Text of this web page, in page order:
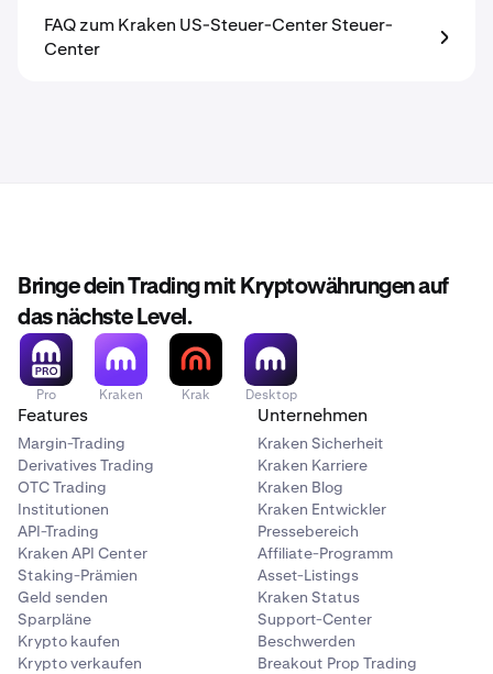
FAQ zum Kraken US-Steuer-Center Steuer-
Center
Bringe dein Trading mit Kryptowährungen auf
das nächste Level.
Pro Kraken Krak Desktop
Features
Margin-Trading
Derivatives Trading
OTC Trading
Institutionen
API-Trading
Kraken API Center
Staking-Prämien
Geld senden
Sparpläne
Krypto kaufen
Krypto verkaufen
Unternehmen
Kraken Sicherheit
Kraken Karriere
Kraken Blog
Kraken Entwickler
Pressebereich
Affiliate-Programm
Asset-Listings
Kraken Status
Support-Center
Beschwerden
Breakout Prop Trading